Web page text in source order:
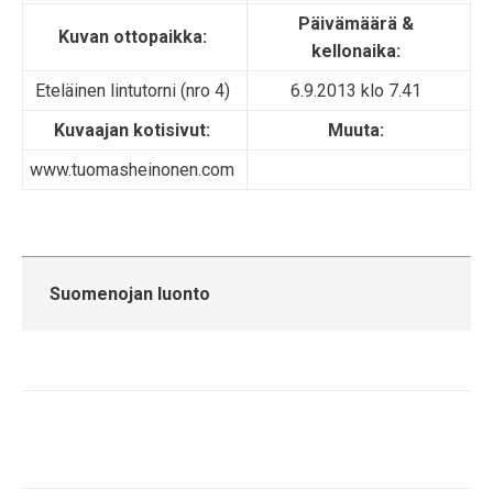
Kuvan ottopaikka:
Päivämäärä &
kellonaika:
Eteläinen lintutorni (nro 4)
6.9.2013 klo 7.41
Kuvaajan kotisivut:
Muuta:
www.tuomasheinonen.com
Suomenojan luonto